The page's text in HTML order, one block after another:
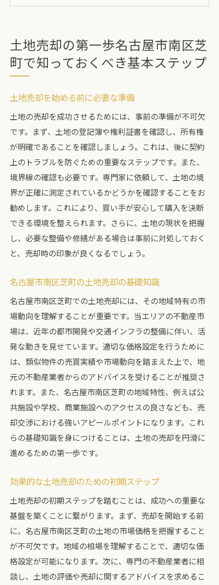
売却の目的と目標を明確にする
専門家への相談のタイミング
市場動向を理解して名古屋市南区芝町での土地
地域の不動産市場を分析する方法
市場トレンドを把握する重要性
価格設定に影響を与える市場要因
市場動向を元にした価格調整方法
競合分析がもたらすメリット
地価の変動とその影響を理解する
成功する土地売却の鍵名古屋市南区芝町での正
確な価格設定とは
適正価格を決めるための評価基準
価格交渉を有利に進めるためのポイント
正確な価格設定のためのデータ活用
価格設定における専門家の役割
価格査定に影響を与える要素
初心者でも安心名古屋市南区芝町での土地売却
の準備と注意点
売却準備でチェックすべき項目
初心者が陥りやすい失敗例と対策
法律的な手続きとその流れ
売主としての義務と責任を知る
土地売却に必要な書類とその準備方法
初めての土地売却でも安心できるサポート
名古屋市南区芝町での土地売却プロセスを円滑
売却プロセスの流れを把握する
スムーズな売却を実現するためのコツ
トラブルを未然に防ぐための対策
売却の際に注意すべき法的事項
購入希望者とのコミュニケーション
土地売却の第一歩名古屋市南区芝
町で知っておくべき基本ステップ
土地売却を始める前に必要な準備
土地の売却を成功させるためには、事前の準備が不可欠
です。まず、土地の登記簿や権利証書を確認し、所有権
が明確であることを確認しましょう。これは、後に契約
上のトラブルを防ぐための重要なステップです。また、
境界線の確認も必要です。専門家に依頼して、土地の境
界が正確に測定されているかどうかを確認することをお
勧めします。これにより、買い手が安心して購入を決断
できる環境を整えられます。さらに、土地の現状を把握
し、必要な整備や修繕がある場合は事前に対処しておく
と、売却時の印象が良くなるでしょう。
名古屋市南区芝町の土地売却の基礎知識
名古屋市南区芝町での土地売却には、その地域特有の市
場動向を理解することが重要です。当エリアの不動産市
場は、近年の都市開発や交通インフラの整備に伴い、活
発な動きを見せています。適切な価格設定を行うために
は、類似物件の売買実績や市場動向を踏まえた上で、地
元の不動産業者からのアドバイスを受けることが推奨さ
れます。また、名古屋市南区芝町の地域特性、例えば公
共施設や学校、商業施設へのアクセスの良さなども、売
却交渉における強いアピールポイントになります。これ
らの基礎知識を身につけることは、土地の売却を円滑に
進めるための第一歩です。
効果的な土地売却のための初期ステップ
土地売却の初期ステップを踏むことは、成功への重要な
基盤を築くことに繋がります。まず、売却を開始する前
に、名古屋市南区芝町の土地の市場価格を把握すること
が不可欠です。地域の相場を理解することで、適切な価
格設定が可能になります。次に、専門の不動産業者に相
談し、土地の評価や売却に関するアドバイスを求めるこ